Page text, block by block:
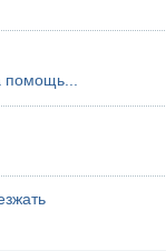
помощь...